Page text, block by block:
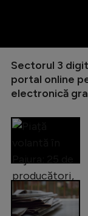
Sectorul 3
portal online
electronică